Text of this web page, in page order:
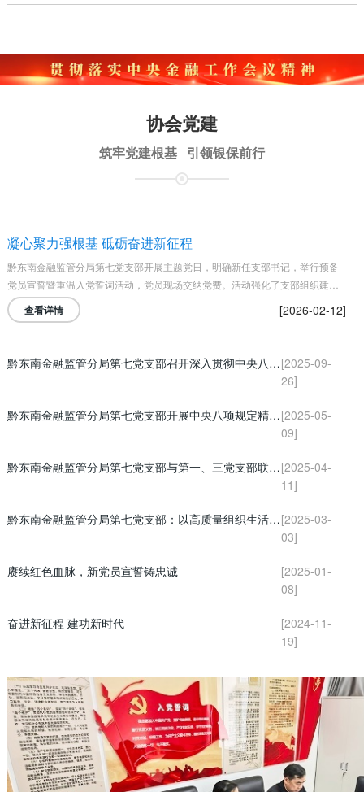
协会党建
筑牢党建根基 引领银保前行
凝心聚力强根基 砥砺奋进新征程
黔东南金融监管分局第七党支部开展主题党日，明确新任支部书记，举行预备
党员宣誓暨重温入党誓词活动，党员现场交纳党费。活动强化了支部组织建设
与党性教育，激励党员立足岗位、担当作为，以党建实效助力地方金融高质量
发展。
查看详情 [2026-02-12]
黔东南金融监管分局第七党支部召开深入贯彻中央八项规定精神学习教育总结会议[2025-09-
26]
黔东南金融监管分局第七党支部开展中央八项规定精神学习[2025-05-
09]
黔东南金融监管分局第七党支部与第一、三党支部联合开展“追寻先烈足迹 传承长征精神” 主题党日活动[2025-04-
11]
黔东南金融监管分局第七党支部：以高质量组织生活会擦亮党性底色[2025-03-
03]
赓续红色血脉，新党员宣誓铸忠诚
[2025-01-
08]
奋进新征程 建功新时代
[2024-11-
19]